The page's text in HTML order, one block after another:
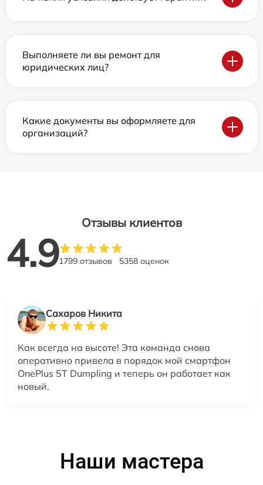
Выполняете ли вы ремонт для
юридических лиц?
Какие документы вы оформляете для
организаций?
Отзывы клиентов
4.91799 отзывов 5358 оценок
Сахаров Никита
Как всегда на высоте! Эта команда снова
оперативно привела в порядок мой смартфон
OnePlus 5T Dumpling и теперь он работает как
новый.
Наши мастера